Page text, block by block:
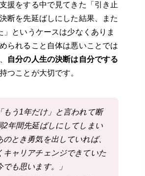
援をする中で見てきた「引き止
断を先延ばしにした結果、また
」というケースは少なくありま
られること自体は悪いことでは
自分の人生の決断は自分でする
つことが大切です。
もう1年だけ」と言われて断
2年間先延ばしにしてしまい
のとき勇気を出していれば、
キャリアチェンジできていた
も思います。」